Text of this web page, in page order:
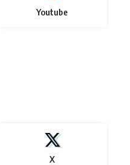
Youtube
X